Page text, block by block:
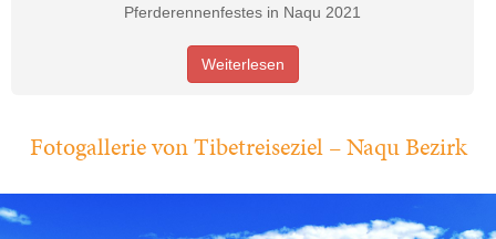
Pferderennenfestes in Naqu 2021
Weiterlesen
Fotogallerie von Tibetreiseziel – Naqu Bezirk